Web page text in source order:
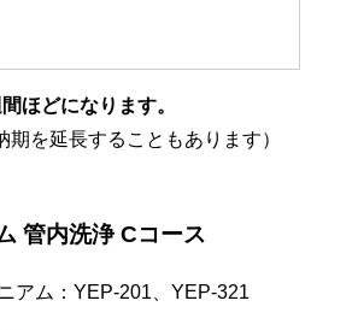
ほどになります。
期を延長することもあります）
管内洗浄 Cコース
アム：YEP-201、YEP-321